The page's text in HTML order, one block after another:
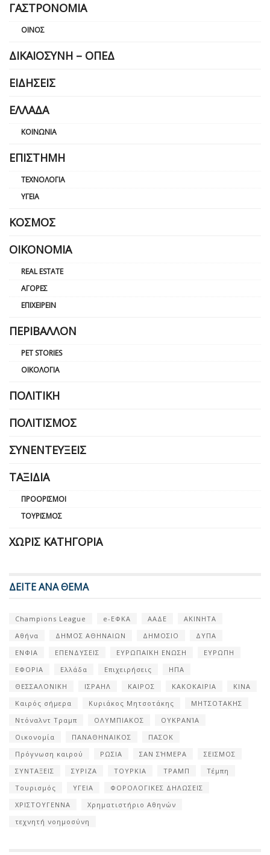
ΓΑΣΤΡΟΝΟΜΊΑ
ΟΊΝΟΣ
ΔΙΚΑΙΟΣΎΝΗ – ΟΠΕΔ
ΕΙΔΉΣΕΙΣ
ΕΛΛΆΔΑ
ΚΟΙΝΩΝΊΑ
ΕΠΙΣΤΉΜΗ
ΤΕΧΝΟΛΟΓΊΑ
ΥΓΕΊΑ
ΚΌΣΜΟΣ
ΟΙΚΟΝΟΜΊΑ
REAL ESTATE
ΑΓΟΡΈΣ
ΕΠΙΧΕΙΡΕΊΝ
ΠΕΡΙΒΆΛΛΟΝ
PET STORIES
ΟΙΚΟΛΟΓΊΑ
ΠΟΛΙΤΙΚΉ
ΠΟΛΙΤΙΣΜΌΣ
ΣΥΝΕΝΤΕΎΞΕΙΣ
ΤΑΞΊΔΙΑ
ΠΡΟΟΡΙΣΜΟΊ
ΤΟΥΡΙΣΜΌΣ
ΧΩΡΊΣ ΚΑΤΗΓΟΡΊΑ
ΔΕΙΤΕ ΑΝΑ ΘΕΜΑ
Champions League e-ΕΦΚΑ ΑΑΔΕ
ΑΚΙΝΗΤΑ
Αθήνα
ΔΗΜΟΣ ΑΘΗΝΑΙΩΝ ΔΗΜΟΣΙΟ
ΔΥΠΑ
ΕΝΦΙΑ
ΕΠΕΝΔΥΣΕΙΣ ΕΥΡΩΠΑΪΚΗ ΕΝΩΣΗ
ΕΥΡΩΠΗ
ΕΦΟΡΙΑ
Ελλάδα Επιχειρήσεις
ΗΠΑ
ΘΕΣΣΑΛΟΝΙΚΗ
ΙΣΡΑΗΛ ΚΑΙΡΟΣ ΚΑΚΟΚΑΙΡΙΑ
ΚΙΝΑ
Καιρός σήμερα
Κυριάκος Μητσοτάκης
ΜΗΤΣΟΤΑΚΗΣ
Ντόναλντ Τραμπ
ΟΛΥΜΠΙΑΚΟΣ
ΟΥΚΡΑΝΊΑ
Οικονομία
ΠΑΝΑΘΗΝΑΙΚΟΣ
ΠΑΣΟΚ
Πρόγνωση καιρού
ΡΩΣΙΑ ΣΑΝ ΣΉΜΕΡΑ
ΣΕΙΣΜΟΣ
ΣΥΝΤΑΞΕΙΣ
ΣΥΡΙΖΑ ΤΟΥΡΚΙΑ ΤΡΑΜΠ
Τέμπη
Τουρισμός
ΥΓΕΙΑ
ΦΟΡΟΛΟΓΙΚΕΣ ΔΗΛΩΣΕΙΣ
ΧΡΙΣΤΟΥΓΕΝΝΑ
Χρηματιστήριο Αθηνών
τεχνητή νοημοσύνη